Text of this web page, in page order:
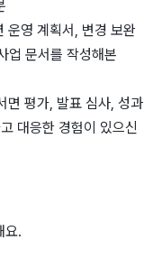
운영 계획서, 변경 보완
업 문서를 작성해본
면 평가, 발표 심사, 성과
대응한 경험이 있으신
요.